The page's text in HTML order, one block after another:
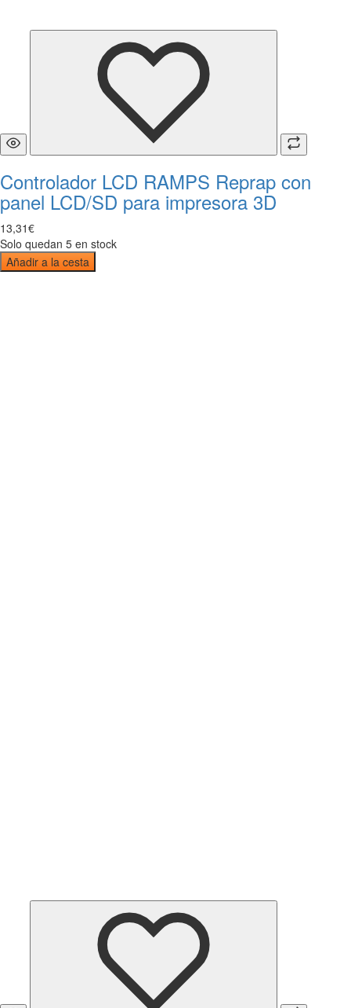
Controlador LCD RAMPS Reprap con
panel LCD/SD para impresora 3D
13,31€
Solo quedan 5 en stock
Añadir a la cesta